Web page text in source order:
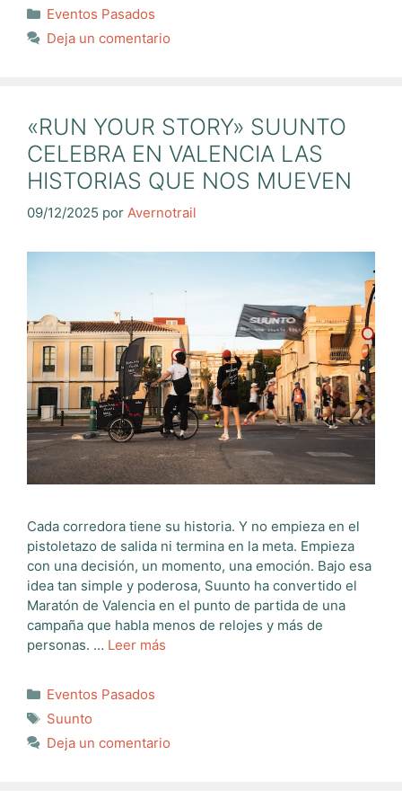
Categorías
Eventos Pasados
Deja un comentario
«RUN YOUR STORY» SUUNTO
CELEBRA EN VALENCIA LAS
HISTORIAS QUE NOS MUEVEN
09/12/2025 por Avernotrail
Cada corredora tiene su historia. Y no empieza en el
pistoletazo de salida ni termina en la meta. Empieza
con una decisión, un momento, una emoción. Bajo esa
idea tan simple y poderosa, Suunto ha convertido el
Maratón de Valencia en el punto de partida de una
campaña que habla menos de relojes y más de
personas. … Leer más
Categorías
Eventos Pasados
Etiquetas
Suunto
Deja un comentario